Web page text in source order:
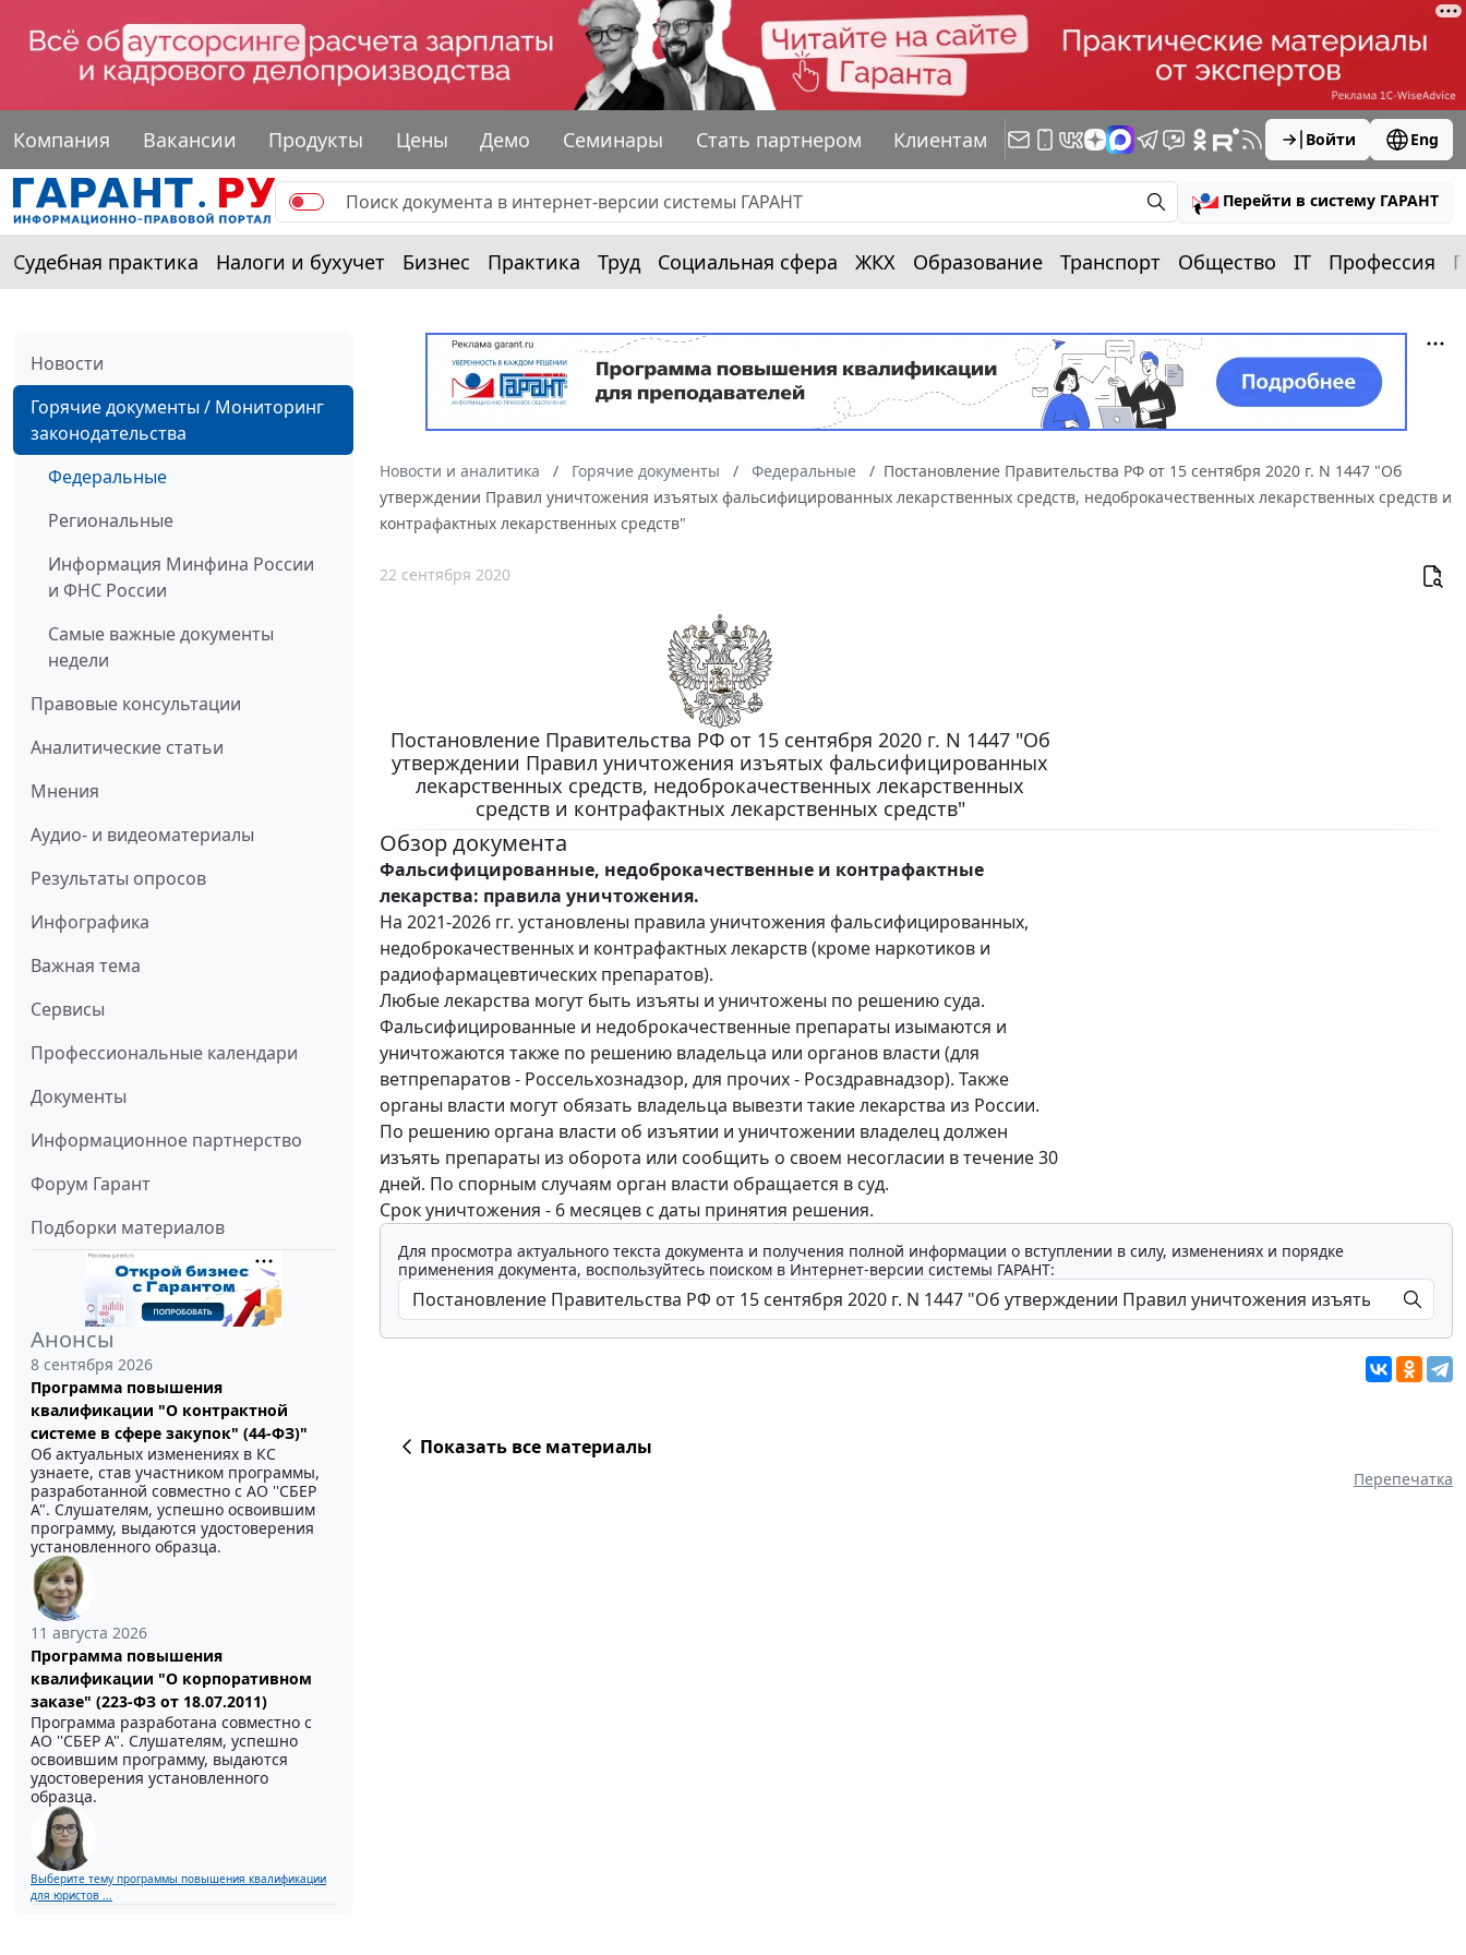
Компания Вакансии Продукты Цены Демо Семинары Стать партнером Клиентам Войти Eng
Перейти в систему ГАРАНТ
Судебная практика Налоги и бухучет Бизнес Практика Труд Социальная сфера ЖКХ Образование Транспорт Общество IT Профессия
Новости
Горячие документы / Мониторинг
законодательства
Федеральные
Региональные
Информация Минфина России
и ФНС России
Самые важные документы
недели
Правовые консультации
Аналитические статьи
Мнения
Аудио- и видеоматериалы
Результаты опросов
Инфографика
Важная тема
Сервисы
Профессиональные календари
Документы
Информационное партнерство
Форум Гарант
Подборки материалов
Анонсы
8 сентября 2026
Программа повышения
квалификации "О контрактной
системе в сфере закупок" (44-ФЗ)"
Об актуальных изменениях в КС
узнаете, став участником программы,
разработанной совместно с АО ''СБЕР
А". Слушателям, успешно освоившим
программу, выдаются удостоверения
установленного образца.
11 августа 2026
Программа повышения
квалификации "О корпоративном
заказе" (223-ФЗ от 18.07.2011)
Программа разработана совместно с
АО ''СБЕР А". Слушателям, успешно
освоившим программу, выдаются
удостоверения установленного
образца.
Выберите тему программы повышения квалификации
для юристов ...
Новости и аналитика Горячие документы Федеральные
Постановление Правительства РФ от 15 сентября 2020 г. N 1447 "Об
утверждении Правил уничтожения изъятых фальсифицированных лекарственных средств, недоброкачественных лекарственных средств и
контрафактных лекарственных средств"
22 сентября 2020
Постановление Правительства РФ от 15 сентября 2020 г. N 1447 "Об
утверждении Правил уничтожения изъятых фальсифицированных
лекарственных средств, недоброкачественных лекарственных
средств и контрафактных лекарственных средств"
Обзор документа
Фальсифицированные, недоброкачественные и контрафактные
лекарства: правила уничтожения.
На 2021-2026 гг. установлены правила уничтожения фальсифицированных,
недоброкачественных и контрафактных лекарств (кроме наркотиков и
радиофармацевтических препаратов).
Любые лекарства могут быть изъяты и уничтожены по решению суда.
Фальсифицированные и недоброкачественные препараты изымаются и
уничтожаются также по решению владельца или органов власти (для
ветпрепаратов - Россельхознадзор, для прочих - Росздравнадзор). Также
органы власти могут обязать владельца вывезти такие лекарства из России.
По решению органа власти об изъятии и уничтожении владелец должен
изъять препараты из оборота или сообщить о своем несогласии в течение 30
дней. По спорным случаям орган власти обращается в суд.
Срок уничтожения - 6 месяцев с даты принятия решения.
Для просмотра актуального текста документа и получения полной информации о вступлении в силу, изменениях и порядке
применения документа, воспользуйтесь поиском в Интернет-версии системы ГАРАНТ:
Показать все материалы
Перепечатка